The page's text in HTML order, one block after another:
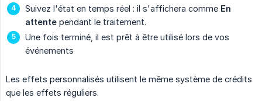
Suivez l'état en temps réel : il s'affichera comme En
attente pendant le traitement.
Une fois terminé, il est prêt à être utilisé lors de vos
événements
Les effets personnalisés utilisent le même système de crédits
que les effets réguliers.